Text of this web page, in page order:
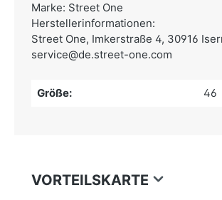
Marke: Street One
Herstellerinformationen:
Street One, Imkerstraße 4, 30916
service@de.street-one.com
Größe: 46
VORTEILSKARTE